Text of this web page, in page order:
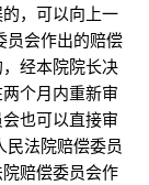
，可以向上一
会作出的赔偿
经本院院长决
个月内重新审
也可以直接审
法院赔偿委员
赔偿委员会作